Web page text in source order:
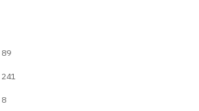
89
241
8